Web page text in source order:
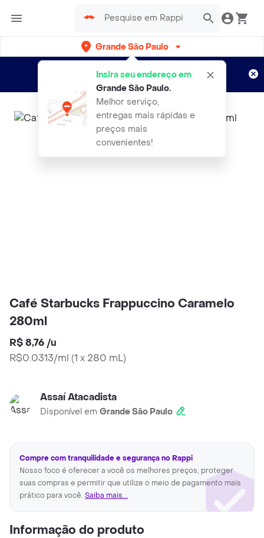
Grande São Paulo
Insira seu endereço em
Grande São Paulo.
Melhor serviço,
entregas mais rápidas e
preços mais
convenientes!
Entregas grátis por 15 dias!
Aplicam T&C
Café Starbucks Frappuccino Caramelo
280ml
R$ 8,76 /u
R$0.0313/ml (1 x 280 mL)
Assaí Atacadista
Disponível em Grande São Paulo
Compre com tranquilidade e segurança no Rappi
Nosso foco é oferecer a você os melhores preços, proteger
suas compras e permitir que utilize o meio de pagamento mais
prático para você. Saiba mais...
Informação do produto